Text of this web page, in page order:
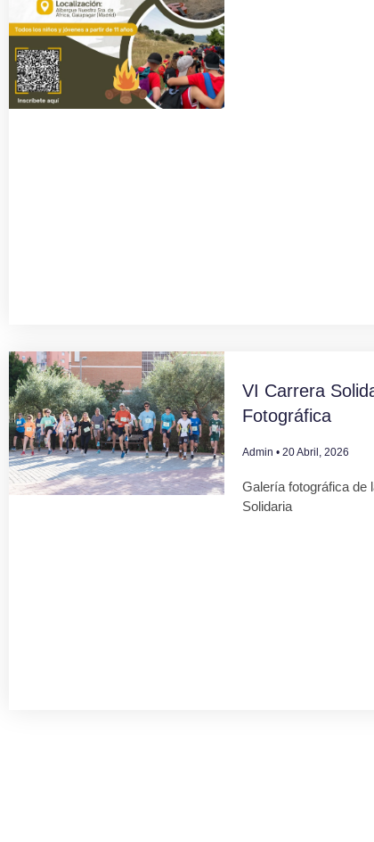
VI Carrera
Fotográfica
Admin 20 Abril, 2026
Galería fotográfica de
Solidaria